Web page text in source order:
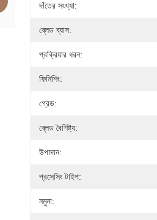
দাঁতের সংখ্যা:
ব্লেড ব্যাস:
প্রক্রিয়ার ধরন:
ফিনিশিং:
গ্রেড:
ব্লেড বৈশিষ্ট্য:
উপাদান:
প্রসেসিং টাইপ:
নমুনা: